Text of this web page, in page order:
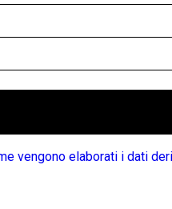
vengono elaborati i dati